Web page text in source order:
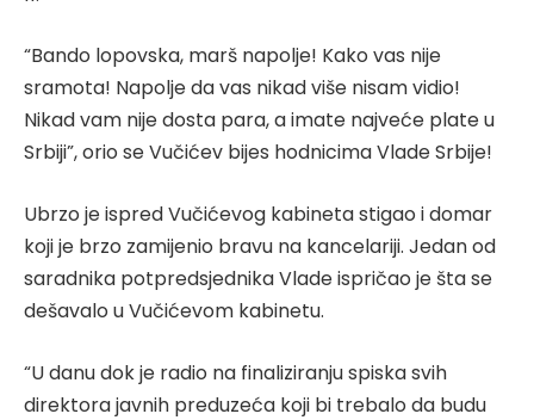
“Bando lopovska, marš napolje! Kako vas nije
sramota! Napolje da vas nikad više nisam vidio!
Nikad vam nije dosta para, a imate najveće plate u
Srbiji”, orio se Vučićev bijes hodnicima Vlade Srbije!
Ubrzo je ispred Vučićevog kabineta stigao i domar
koji je brzo zamijenio bravu na kancelariji. Jedan od
saradnika potpredsjednika Vlade ispričao je šta se
dešavalo u Vučićevom kabinetu.
“U danu dok je radio na finaliziranju spiska svih
direktora javnih preduzeća koji bi trebalo da budu